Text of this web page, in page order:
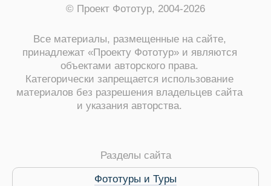
© Проект Фототур, 2004-2026
Все материалы, размещенные на сайте,
принадлежат «Проекту Фототур» и являются
объектами авторского права.
Категорически запрещается использование
материалов без разрешения владельцев сайта
и указания авторства.
Разделы сайта
Фототуры и Туры